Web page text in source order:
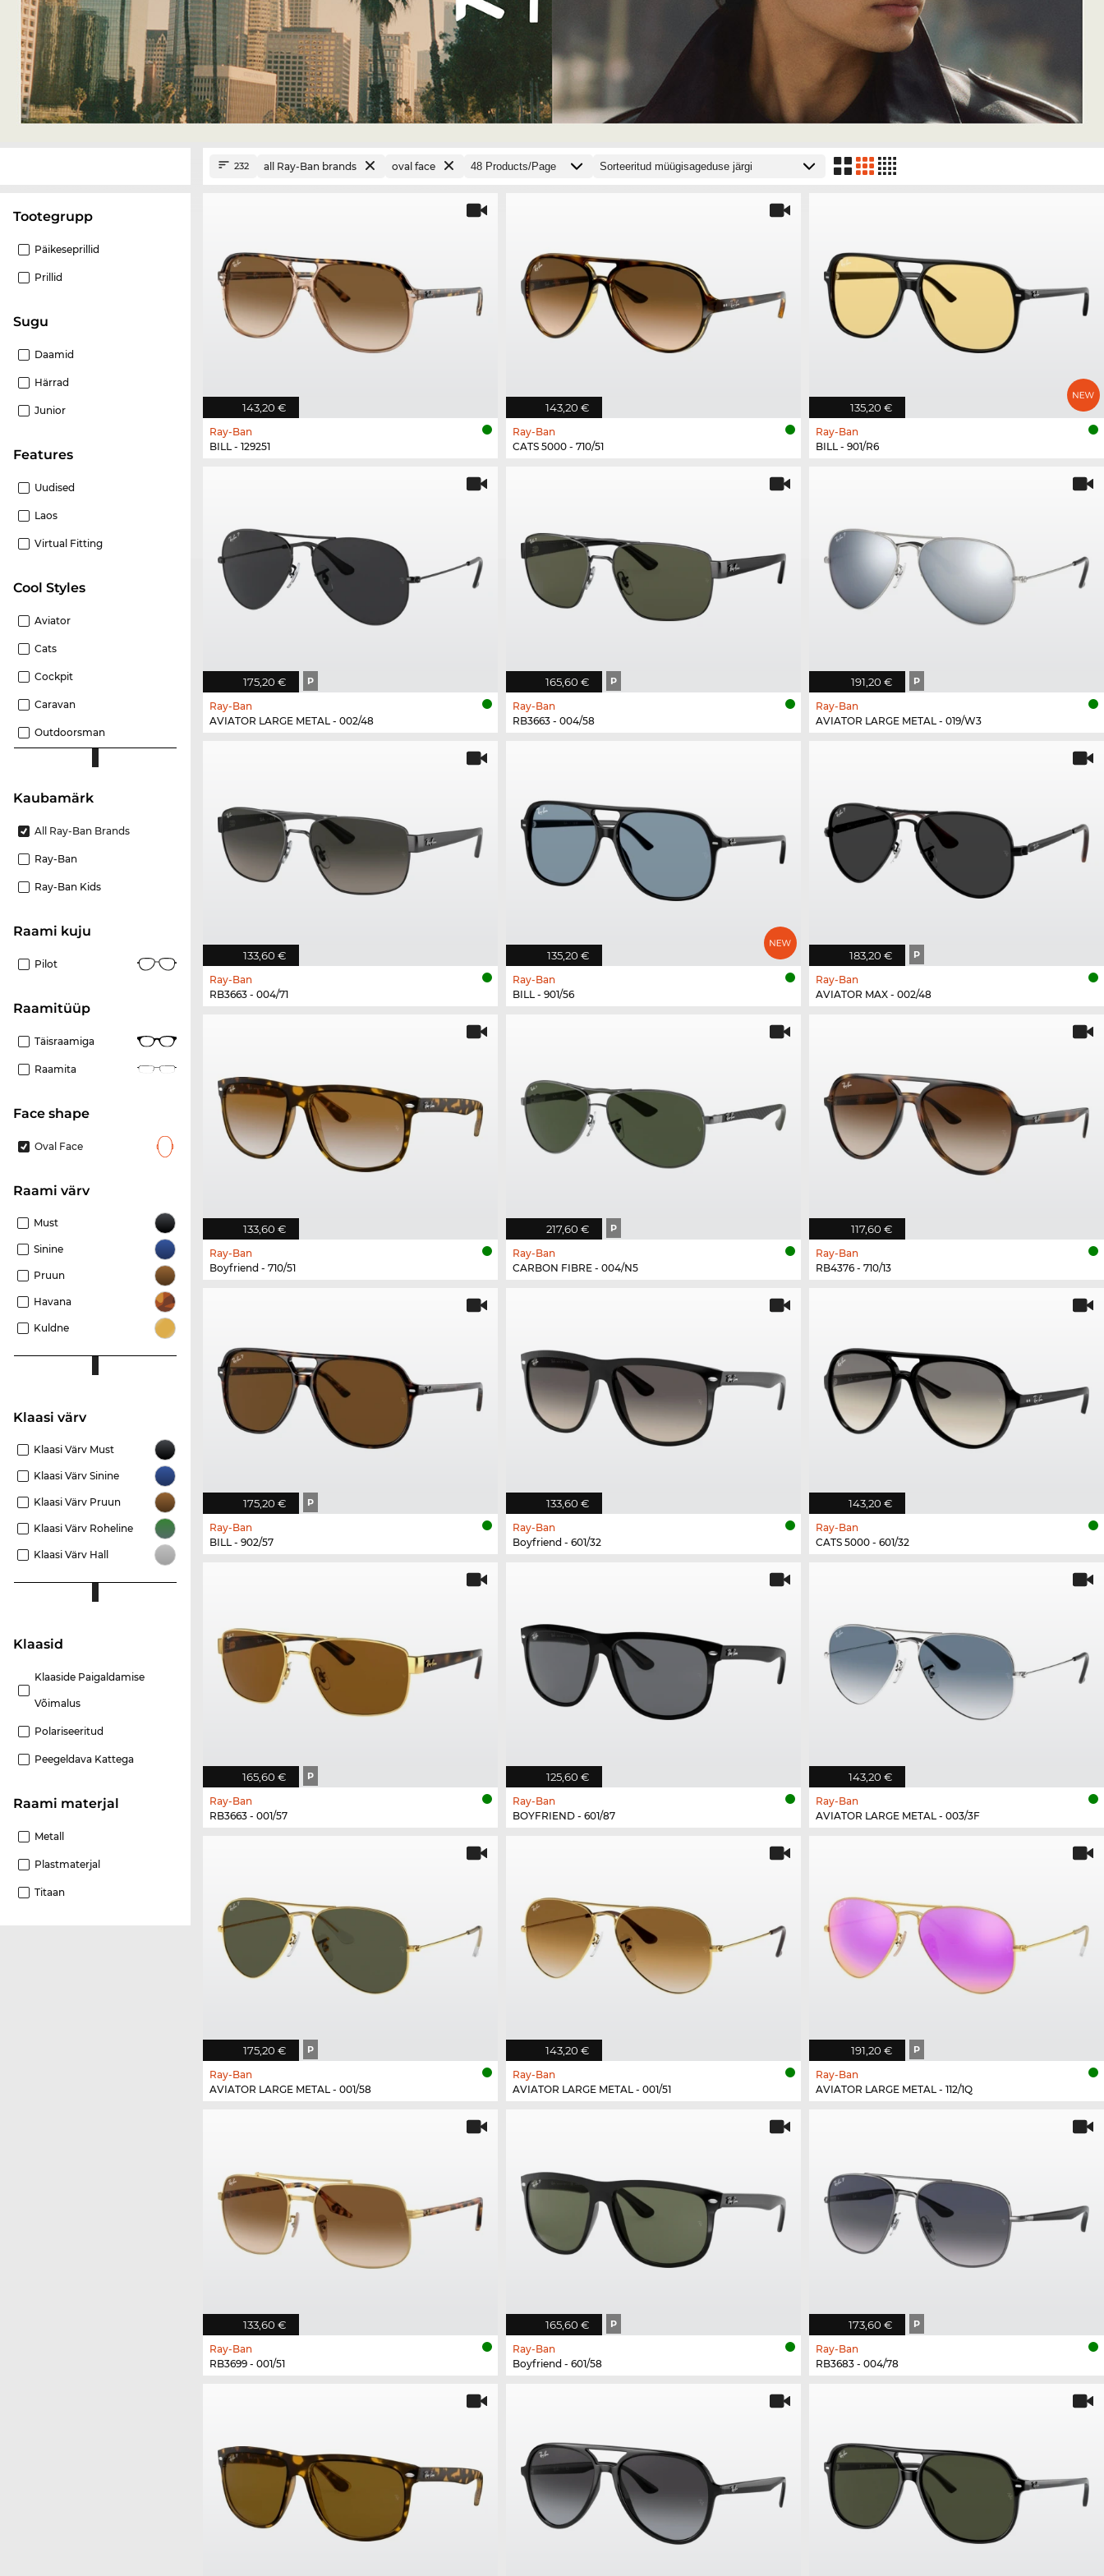
Tootegrupp
Päikeseprillid
Prillid
Sugu
Daamid
Härrad
Junior
Features
Uudised
Laos
Virtual Fitting
Cool Styles
Aviator
Cats
Cockpit
Caravan
Outdoorsman
Kaubamärk
All Ray-Ban Brands
Ray-Ban
Ray-Ban Kids
Raami kuju
Pilot
Raamitüüp
Täisraamiga
Raamita
Face shape
Oval Face
Raami värv
Must
Sinine
Pruun
Havana
Kuldne
Klaasi värv
Klaasi Värv Must
Klaasi Värv Sinine
Klaasi Värv Pruun
Klaasi Värv Roheline
Klaasi Värv Hall
Klaasid
Klaaside Paigaldamise
Võimalus
Polariseeritud
Peegeldava Kattega
Raami materjal
Metall
Plastmaterjal
Titaan
232 all Ray-Ban brands oval face
143,20 €
Ray-Ban
BILL - 129251
143,20 €
Ray-Ban
CATS 5000 - 710/51
135,20 €
Ray-Ban
BILL - 901/R6
175,20 € P
Ray-Ban
AVIATOR LARGE METAL - 002/48
165,60 € P
Ray-Ban
RB3663 - 004/58
191,20 € P
Ray-Ban
AVIATOR LARGE METAL - 019/W3
133,60 €
Ray-Ban
RB3663 - 004/71
135,20 €
Ray-Ban
BILL - 901/56
183,20 € P
Ray-Ban
AVIATOR MAX - 002/48
133,60 €
Ray-Ban
Boyfriend - 710/51
217,60 € P
Ray-Ban
CARBON FIBRE - 004/N5
117,60 €
Ray-Ban
RB4376 - 710/13
175,20 € P
Ray-Ban
BILL - 902/57
133,60 €
Ray-Ban
Boyfriend - 601/32
143,20 €
Ray-Ban
CATS 5000 - 601/32
165,60 € P
Ray-Ban
RB3663 - 001/57
125,60 €
Ray-Ban
BOYFRIEND - 601/87
143,20 €
Ray-Ban
AVIATOR LARGE METAL - 003/3F
175,20 € P
Ray-Ban
AVIATOR LARGE METAL - 001/58
143,20 €
Ray-Ban
AVIATOR LARGE METAL - 001/51
191,20 € P
Ray-Ban
AVIATOR LARGE METAL - 112/1Q
133,60 €
Ray-Ban
RB3699 - 001/51
165,60 € P
Ray-Ban
Boyfriend - 601/58
173,60 € P
Ray-Ban
RB3683 - 004/78